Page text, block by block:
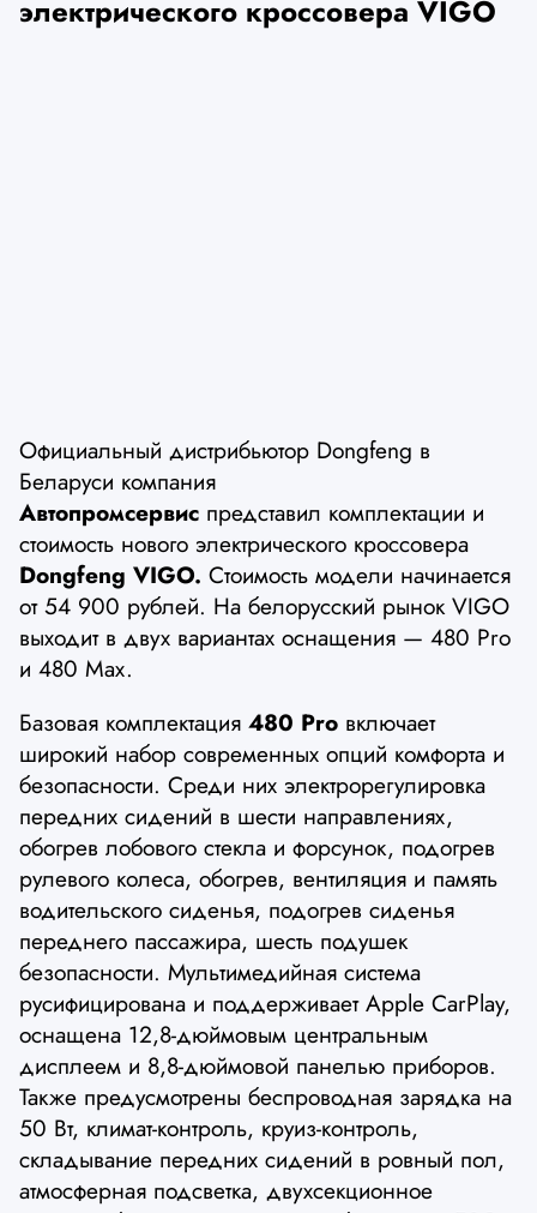
электрического кроссовера VIGO
Официальный дистрибьютор Dongfeng в
Беларуси компания
Автопромсервис представил комплектации и
стоимость нового электрического кроссовера
Dongfeng VIGO. Стоимость модели начинается
от 54 900 рублей. На белорусский рынок VIGO
выходит в двух вариантах оснащения — 480 Pro
и 480 Max.
Базовая комплектация 480 Pro включает
широкий набор современных опций комфорта и
безопасности. Среди них электрорегулировка
передних сидений в шести направлениях,
обогрев лобового стекла и форсунок, подогрев
рулевого колеса, обогрев, вентиляция и память
водительского сиденья, подогрев сиденья
переднего пассажира, шесть подушек
безопасности. Мультимедийная система
русифицирована и поддерживает Apple CarPlay,
оснащена 12,8-дюймовым центральным
дисплеем и 8,8-дюймовой панелью приборов.
Также предусмотрены беспроводная зарядка на
50 Вт, климат-контроль, круиз-контроль,
складывание передних сидений в ровный пол,
атмосферная подсветка, двухсекционное